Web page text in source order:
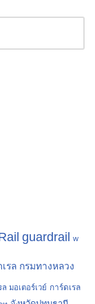
guardrail w
เรล กรมทางหลวง
ล มอเตอร์เวย์ การ์ดเรล